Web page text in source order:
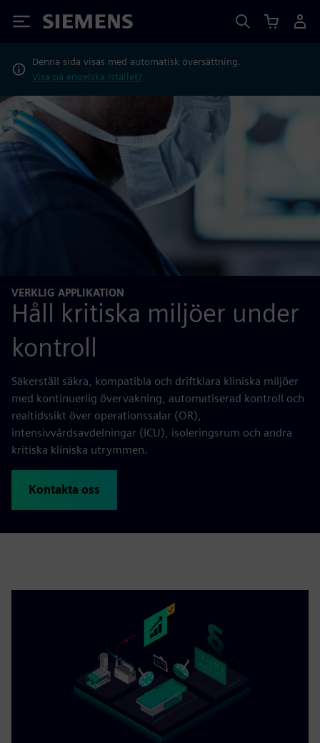
Siemens
Denna sida visas med automatisk översättning.
Visa på engelska istället?
VERKLIG APPLIKATION
Håll kritiska miljöer under
kontroll
Säkerställ säkra, kompatibla och driftklara kliniska miljöer
med kontinuerlig övervakning, automatiserad kontroll och
realtidssikt över operationssalar (OR),
intensivvårdsavdelningar (ICU), isoleringsrum och andra
kritiska kliniska utrymmen.
Kontakta oss